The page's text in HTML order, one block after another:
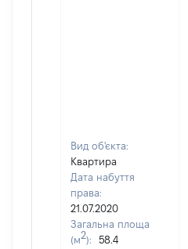
Вид об'єкта:
Квартира
Дата набуття
права:
21.07.2020
Загальна площа
(м2): 58.4